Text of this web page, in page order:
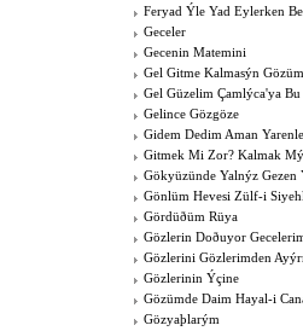
Feryad Ýle Yad Eylerken
Geceler
Gecenin Matemini
Gel Gitme Kalmasýn
Gel Güzelim Çamlýca'ya Bu
Gelince Gözgöze
Gidem Dedim Aman
Gitmek Mi Zor? Kalmak
Gökyüzünde Yalnýz Gezen
Gönlüm Hevesi Zülf-i
Gördüðüm Rüya
Gözlerin Doðuyor
Gözlerini Gözlerimden
Gözlerinin Ýçine
Gözümde Daim Hayal-i
Gözyaþlarým